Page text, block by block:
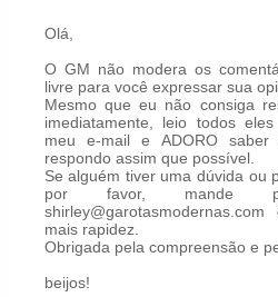
Olá,
O GM não modera os
livre para você expressar sua
Mesmo que eu não consiga
imediatamente, leio todos
meu e-mail e ADORO
respondo assim que possível.
Se alguém tiver uma dúvida ou
por favor, mande
mais rapidez.
Obrigada pela compreensão e
beijos!